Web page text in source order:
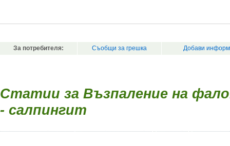
За потребителя: Съобщи за грешка Добави
Статии за Възпаление на
- салпингит